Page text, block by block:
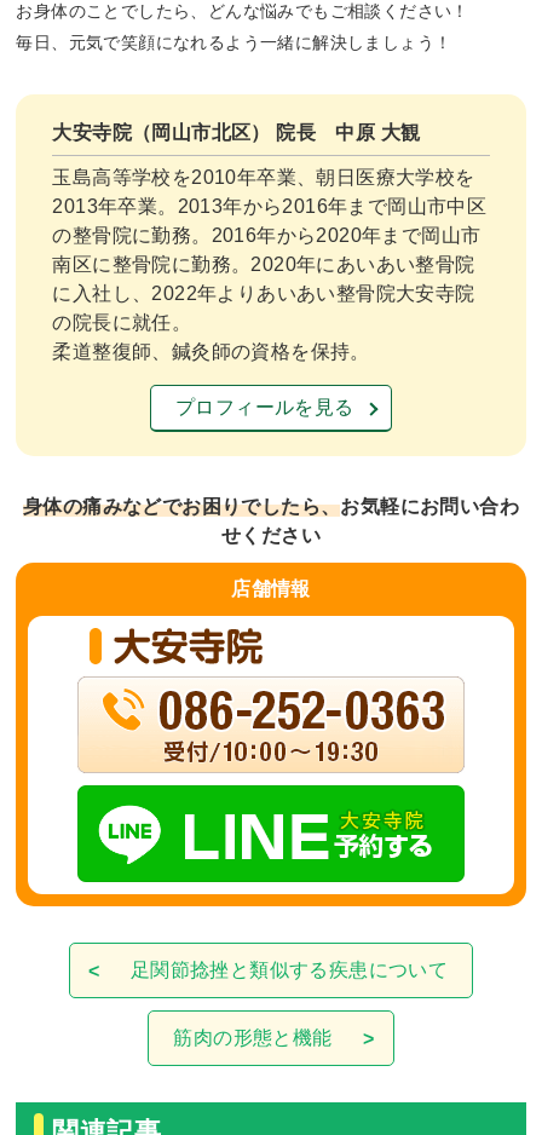
お身体のことでしたら、どんな悩みでもご相談ください！
毎日、元気で笑顔になれるよう一緒に解決しましょう！
大安寺院（岡山市北区） 院長 中原 大観
玉島高等学校を2010年卒業、朝日医療大学校を
2013年卒業。2013年から2016年まで岡山市中区
の整骨院に勤務。2016年から2020年まで岡山市
南区に整骨院に勤務。2020年にあいあい整骨院
に入社し、2022年よりあいあい整骨院大安寺院
の院長に就任。
柔道整復師、鍼灸師の資格を保持。
プロフィールを見る
身体の痛みなどでお困りでしたら、お気軽にお問い合わ
せください
店舗情報
足関節捻挫と類似する疾患について
筋肉の形態と機能